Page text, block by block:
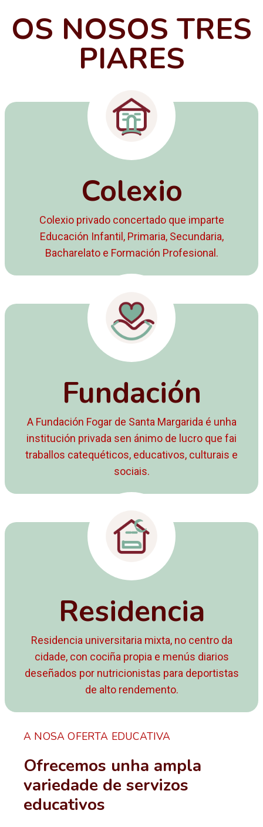
OS NOSOS TRES
PIARES
Colexio
Colexio privado concertado que imparte
Educación Infantil, Primaria, Secundaria,
Bacharelato e Formación Profesional.
Fundación
A Fundación Fogar de Santa Margarida é unha
institución privada sen ánimo de lucro que fai
traballos catequéticos, educativos, culturais e
sociais.
Residencia
Residencia universitaria mixta, no centro da
cidade, con cociña propia e menús diarios
deseñados por nutricionistas para deportistas
de alto rendemento.
A NOSA OFERTA EDUCATIVA
Ofrecemos unha ampla
variedade de servizos
educativos